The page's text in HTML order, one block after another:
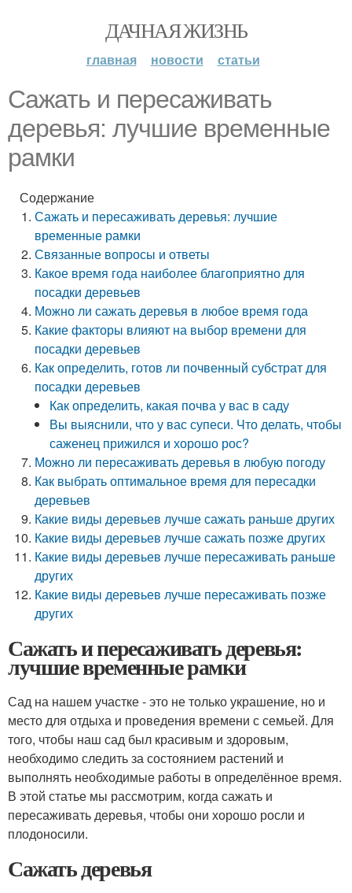
ДАЧНАЯ ЖИЗНЬ
главная новости статьи
Сажать и пересаживать
деревья: лучшие временные
рамки
Содержание
Сажать и пересаживать деревья: лучшие
временные рамки
Связанные вопросы и ответы
Какое время года наиболее благоприятно для
посадки деревьев
Можно ли сажать деревья в любое время года
Какие факторы влияют на выбор времени для
посадки деревьев
Как определить, готов ли почвенный субстрат для
посадки деревьев
Как определить, какая почва у вас в саду
Вы выяснили, что у вас супеси. Что делать, чтобы
саженец прижился и хорошо рос?
Можно ли пересаживать деревья в любую погоду
Как выбрать оптимальное время для пересадки
деревьев
Какие виды деревьев лучше сажать раньше других
Какие виды деревьев лучше сажать позже других
Какие виды деревьев лучше пересаживать раньше
других
Какие виды деревьев лучше пересаживать позже
других
Сажать и пересаживать деревья:
лучшие временные рамки
Сад на нашем участке - это не только украшение, но и
место для отдыха и проведения времени с семьей. Для
того, чтобы наш сад был красивым и здоровым,
необходимо следить за состоянием растений и
выполнять необходимые работы в определённое время.
В этой статье мы рассмотрим, когда сажать и
пересаживать деревья, чтобы они хорошо росли и
плодоносили.
Сажать деревья